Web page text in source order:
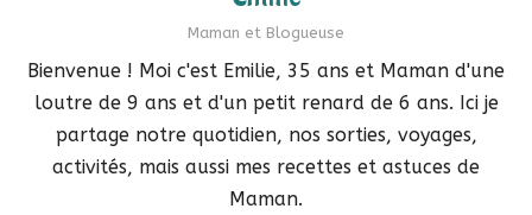
Maman et Blogueuse
Bienvenue ! Moi c'est Emilie, 35 ans et Maman d'une
loutre de 9 ans et d'un petit renard de 6 ans. Ici je
partage notre quotidien, nos sorties, voyages,
activités, mais aussi mes recettes et astuces de
Maman.